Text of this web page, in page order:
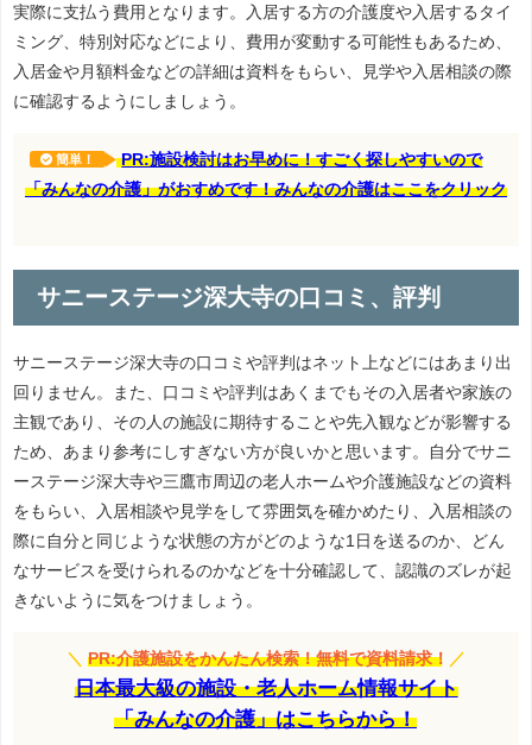
実際に支払う費用となります。入居する方の介護度や入居するタイ
ミング、特別対応などにより、費用が変動する可能性もあるため、
入居金や月額料金などの詳細は資料をもらい、見学や入居相談の際
に確認するようにしましょう。
簡単！
PR:施設検討はお早めに！すごく探しやすいので
「みんなの介護」がおすめです！みんなの介護はここをクリック
サニーステージ深大寺の口コミ、評判
サニーステージ深大寺の口コミや評判はネット上などにはあまり出
回りません。また、口コミや評判はあくまでもその入居者や家族の
主観であり、その人の施設に期待することや先入観などが影響する
ため、あまり参考にしすぎない方が良いかと思います。自分でサニ
ーステージ深大寺や三鷹市周辺の老人ホームや介護施設などの資料
をもらい、入居相談や見学をして雰囲気を確かめたり、入居相談の
際に自分と同じような状態の方がどのような1日を送るのか、どん
なサービスを受けられるのかなどを十分確認して、認識のズレが起
きないように気をつけましょう。
＼ PR:介護施設をかんたん検索！無料で資料請求！ ／
日本最大級の施設・老人ホーム情報サイト
「みんなの介護」はこちらから！